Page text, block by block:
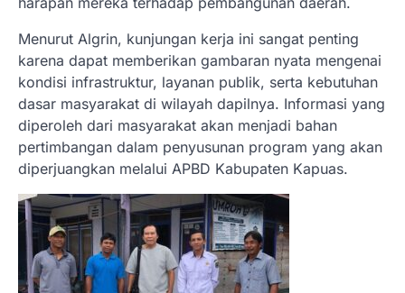
Menurut Algrin, kunjungan kerja ini sangat penting
karena dapat memberikan gambaran nyata mengenai
kondisi infrastruktur, layanan publik, serta kebutuhan
dasar masyarakat di wilayah dapilnya. Informasi yang
diperoleh dari masyarakat akan menjadi bahan
pertimbangan dalam penyusunan program yang akan
diperjuangkan melalui APBD Kabupaten Kapuas.